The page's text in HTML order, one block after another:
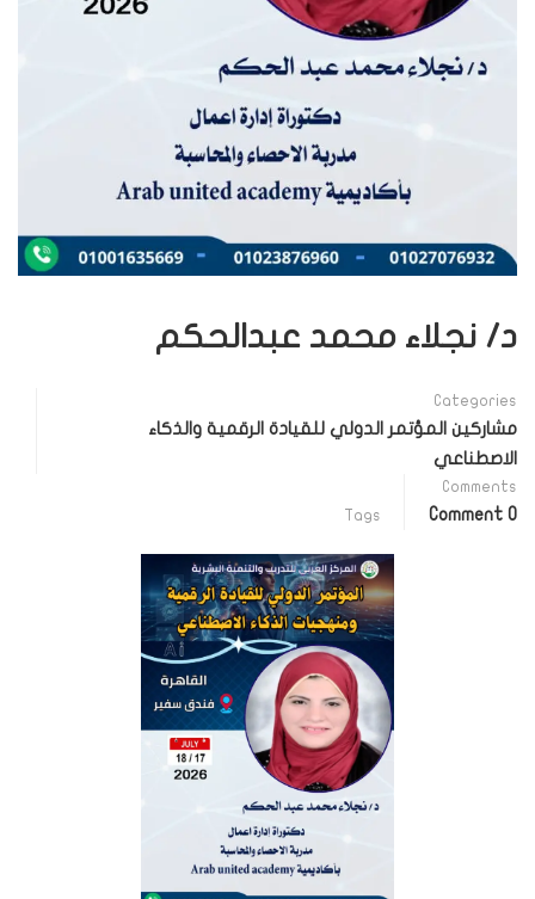
د/ نجلاء محمد عبدالحكم
Categories
مشاركين المؤتمر الدولي للقيادة الرقمية والذكاء
الاصطناعي
Comments
0 Comment
Tags